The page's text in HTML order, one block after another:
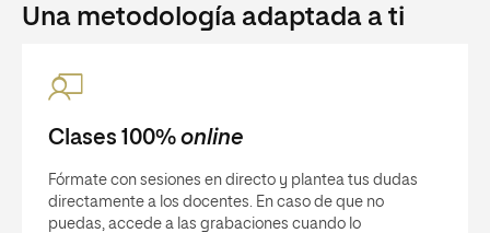
Una metodología adaptada a ti
Clases 100% online
Fórmate con sesiones en directo y plantea tus dudas
directamente a los docentes. En caso de que no
puedas, accede a las grabaciones cuando lo